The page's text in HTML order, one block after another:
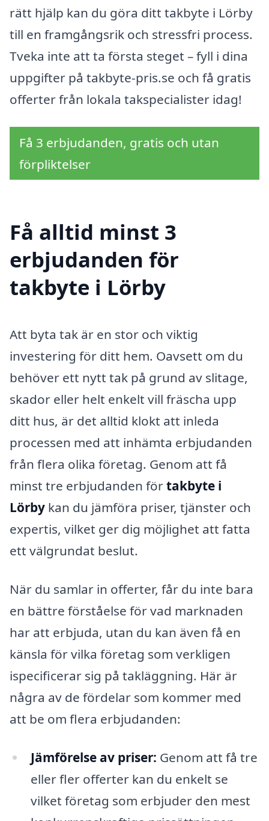
rätt hjälp kan du göra ditt takbyte i Lörby
till en framgångsrik och stressfri process.
Tveka inte att ta första steget – fyll i dina
uppgifter på takbyte-pris.se och få gratis
offerter från lokala takspecialister idag!
Få 3 erbjudanden, gratis och utan
förpliktelser
Få alltid minst 3
erbjudanden för
takbyte i Lörby
Att byta tak är en stor och viktig
investering för ditt hem. Oavsett om du
behöver ett nytt tak på grund av slitage,
skador eller helt enkelt vill fräscha upp
ditt hus, är det alltid klokt att inleda
processen med att inhämta erbjudanden
från flera olika företag. Genom att få
minst tre erbjudanden förtakbyte i
Lörby kan du jämföra priser, tjänster och
expertis, vilket ger dig möjlighet att fatta
ett välgrundat beslut.
När du samlar in offerter, får du inte bara
en bättre förståelse för vad marknaden
har att erbjuda, utan du kan även få en
känsla för vilka företag som verkligen
ispecificerar sig på takläggning. Här är
några av de fördelar som kommer med
att be om flera erbjudanden:
Jämförelse av priser: Genom att få tre
eller fler offerter kan du enkelt se
vilket företag som erbjuder den mest